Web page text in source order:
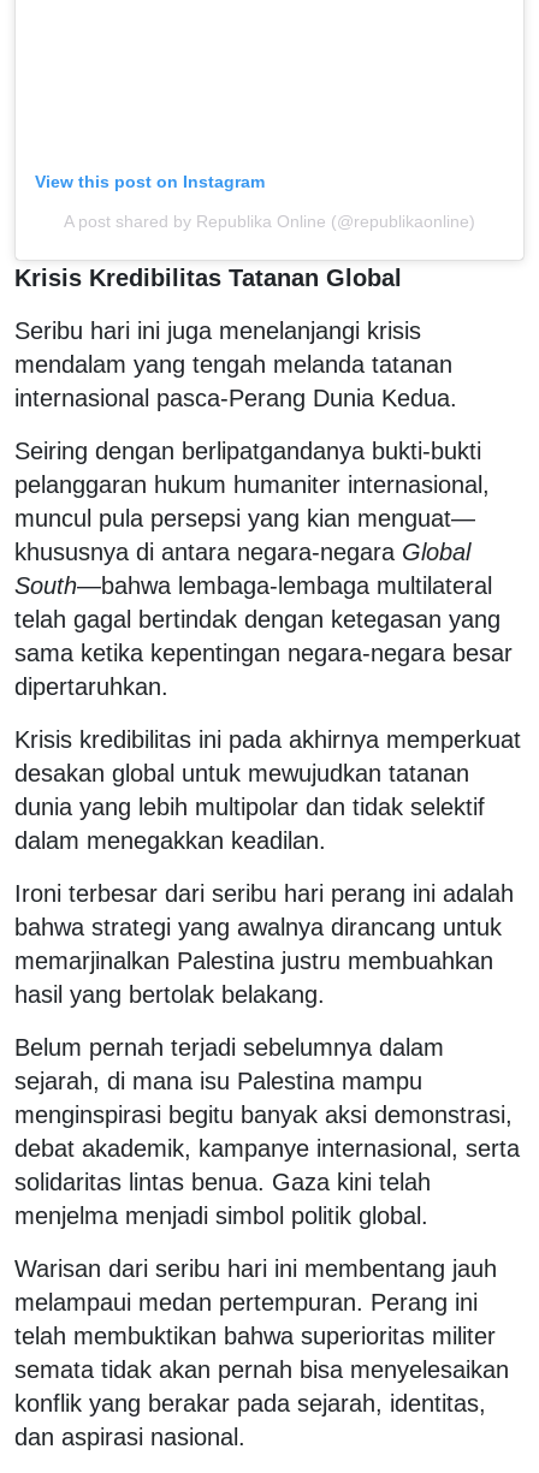
View this post on Instagram
A post shared by Republika Online (@republikaonline)
Krisis Kredibilitas Tatanan Global
Seribu hari ini juga menelanjangi krisis
mendalam yang tengah melanda tatanan
internasional pasca-Perang Dunia Kedua.
Seiring dengan berlipatgandanya bukti-bukti
pelanggaran hukum humaniter internasional,
muncul pula persepsi yang kian menguat—
khususnya di antara negara-negara Global
South—bahwa lembaga-lembaga multilateral
telah gagal bertindak dengan ketegasan yang
sama ketika kepentingan negara-negara besar
dipertaruhkan.
Krisis kredibilitas ini pada akhirnya memperkuat
desakan global untuk mewujudkan tatanan
dunia yang lebih multipolar dan tidak selektif
dalam menegakkan keadilan.
Ironi terbesar dari seribu hari perang ini adalah
bahwa strategi yang awalnya dirancang untuk
memarjinalkan Palestina justru membuahkan
hasil yang bertolak belakang.
Belum pernah terjadi sebelumnya dalam
sejarah, di mana isu Palestina mampu
menginspirasi begitu banyak aksi demonstrasi,
debat akademik, kampanye internasional, serta
solidaritas lintas benua. Gaza kini telah
menjelma menjadi simbol politik global.
Warisan dari seribu hari ini membentang jauh
melampaui medan pertempuran. Perang ini
telah membuktikan bahwa superioritas militer
semata tidak akan pernah bisa menyelesaikan
konflik yang berakar pada sejarah, identitas,
dan aspirasi nasional.